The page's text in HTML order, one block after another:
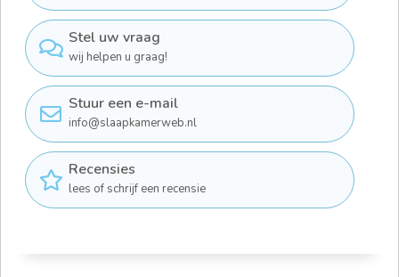
Stel uw vraag
wij helpen u graag!
Stuur een e-mail
info@slaapkamerweb.nl
Recensies
lees of schrijf een recensie